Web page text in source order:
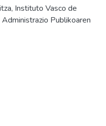
Instituto Vasco de
Publikoaren